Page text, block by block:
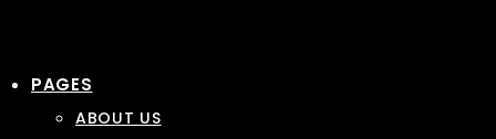
PAGES
ABOUT US